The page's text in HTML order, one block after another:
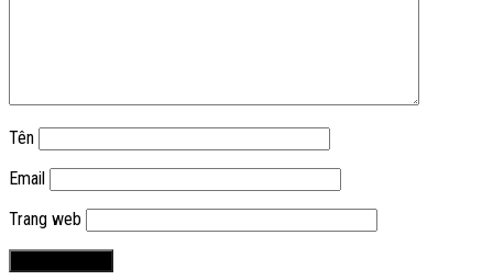
Tên
Email
Trang web